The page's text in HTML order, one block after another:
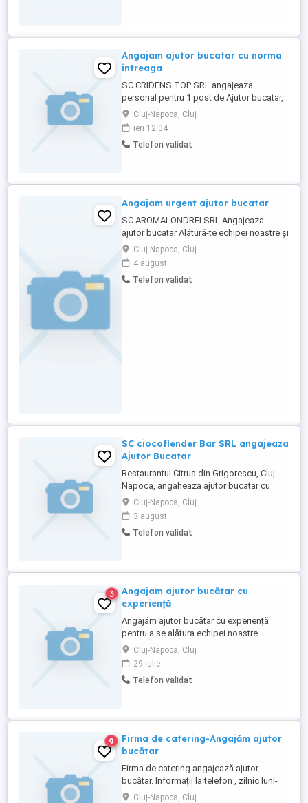
Angajam ajutor bucatar cu norma
intreaga
SC CRIDENS TOP SRL angajeaza
personal pentru 1 post de Ajutor bucatar,
cod COR 941101, cu contract individual de
munca, pe perioada nedeterminata cu
norma intreaga. Selecție se va desfășura
pe baza de Curriculum Vitae
Cluj-Napoca, Cluj
ieri 12:04
Telefon validat
Angajam urgent ajutor bucatar
SC AROMALONDREI SRL Angajeaza -
ajutor bucatar Alătură-te echipei noastre și
lucrează într-un mediu profesionist și
dinamic! Căutăm o persoană serioasă,
organizată și dornică să învețe pentru
postul de Ajutor Bucătar. Cerințe:
Cluj-Napoca, Cluj
4 august
Telefon validat
SC ciocoflender Bar SRL angajeaza
Ajutor Bucatar
Restaurantul Citrus din Grigorescu, Cluj-
Napoca, angaheaza ajutor bucatar cu
experienta.
Cluj-Napoca, Cluj
3 august
Telefon validat
3
Angajam ajutor bucătar cu
experiență
Angajăm ajutor bucătar cu experiență
pentru a se alătura echipei noastre.
Candidatul ideal va asista bucătarii în
pregătirea și gătirea mâncărurilor,
asigurând respectarea standardelor de
calitate și igienă. Responsabilități: *
Cluj-Napoca, Cluj
29 iulie
Telefon validat
9
Firma de catering-Angajăm ajutor
bucătar
Firma de catering angajează ajutor
bucătar. Informații la telefon , zilnic luni-
vineri, orele 8:00-17:00
Cluj-Napoca, Cluj